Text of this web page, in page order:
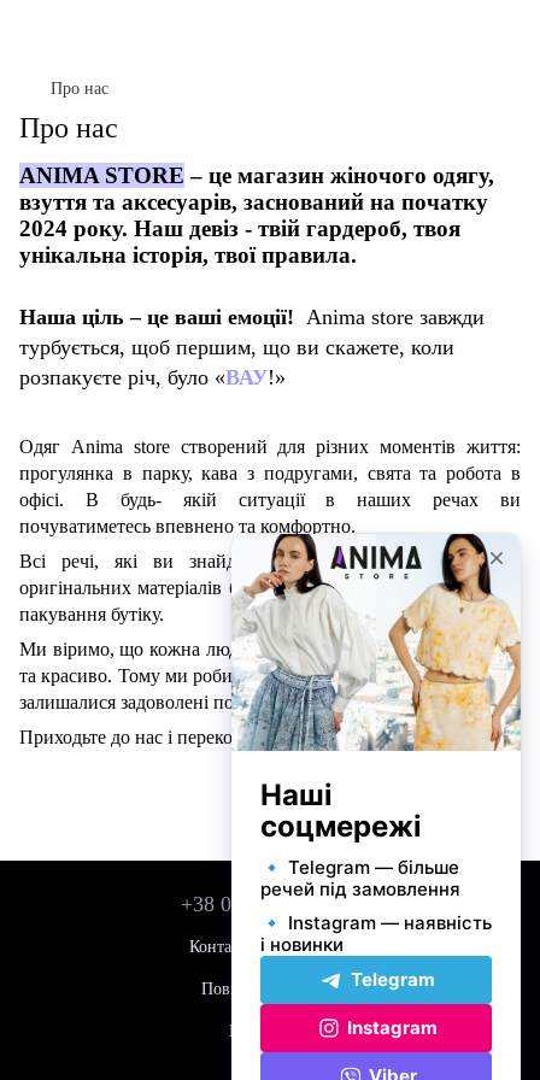
Про нас
Про нас
ANIMA STORE – це магазин жіночого одягу,
взуття та аксесуарів, заснований на початку
2024 року. Наш девіз - твій гардероб, твоя
унікальна історія, твої правила.
Наша ціль – це ваші емоції! Anima store завжди
турбується, щоб першим, що ви скажете, коли
розпакуєте річ, було «ВАУ!»
Одяг Anima store створений для різних моментів життя:
прогулянка в парку, кава з подругами, свята та робота в
офісі. В будь- якій ситуації в наших речах ви
почуватиметесь впевнено та комфортно.
Всі речі, які ви знайдете в Anima store, створені з
оригінальних матеріалів бренду та мають повний комплект
пакування бутіку.
Ми віримо, що кожна людина хоче відчувати себе впевнено
та красиво. Тому ми робимо все можливе, щоб наші клієнти
залишалися задоволені покупками.
Приходьте до нас і переконайтеся самі!
+38 050 743 01 42
Контактна інформація
Повна версія сайту
Мапа сайту